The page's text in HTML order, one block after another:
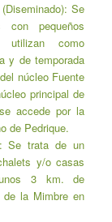
Se
pequeños
utilizan como
y de temporada
núcleo Fuente
principal de
accede por la
de Pedrique.
Se trata de un
y/o casas
3 km. de
la Mimbre en